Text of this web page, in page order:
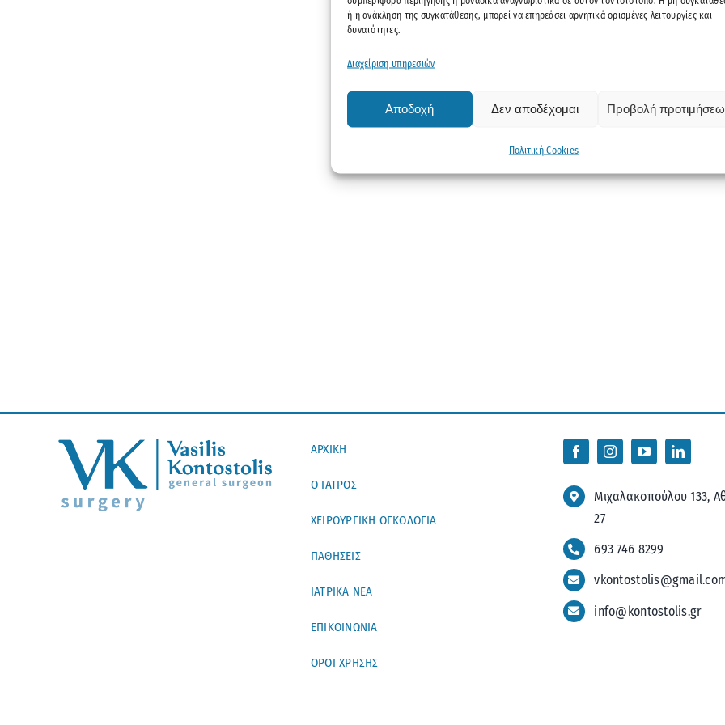
ή η ανάκληση της συγκατάθεσης, μπορεί να επηρεάσει αρνητικά ορισμένες λειτουργίες και
δυνατότητες.
Διαχείριση υπηρεσιών
Αποδοχή Δεν αποδέχομαι Προβολή
Πολιτική Cookies
ΑΡΧΙΚΗ
Ο ΙΑΤΡΟΣ
ΧΕΙΡΟΥΡΓΙΚΗ ΟΓΚΟΛΟΓΙΑ
ΠΑΘΗΣΕΙΣ
ΙΑΤΡΙΚΑ ΝΕΑ
ΕΠΙΚΟΙΝΩΝΙΑ
ΟΡΟΙ ΧΡΗΣΗΣ
Μιχαλακοπούλου 133,
27
693 746 8299
info@kontostolis.gr